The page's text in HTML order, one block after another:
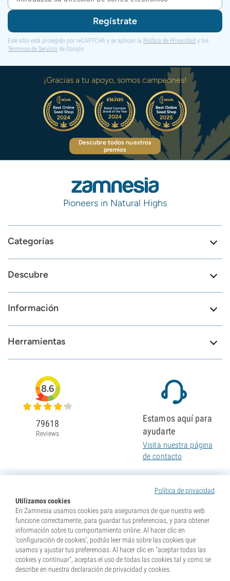
Regístrate
Este sitio está protegido por reCAPTCHA y se aplican la Política de Privacidad y los
Términos de Servicio de Google.
¡Gracias a tu apoyo, somos campeones!
Descubre todos nuestros
premios
Pioneers in Natural Highs
Categorías
Descubre
Información
Herramientas
Política de privacidad
Utilizamos cookies
En Zamnesia usamos cookies para asegurarnos de que nuestra web
funcione correctamente, para guardar tus preferencias, y para obtener
información sobre tu comportamiento online. Al hacer clic en
'configuración de cookies', podrás leer más sobre las cookies que
usamos y ajustar tus preferencias. Al hacer clic en "aceptar todas las
cookies y continuar", aceptas el uso de todas las cookies tal y como se
describe en nuestra declaración de privacidad y cookies.
8.6
79618
Reviews
Estamos aquí para
ayudarte
Visita nuestra página
de contacto